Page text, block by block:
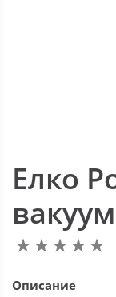
Елко
Описание